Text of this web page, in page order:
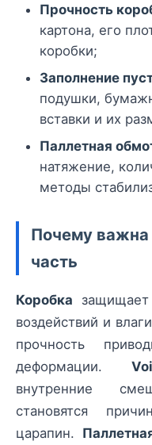
Прочность
картона, его
коробки;
Заполнение
подушки,
вставки и их
Паллетная
натяжение,
методы
Почему важна
часть
Коробка
воздействий и
прочность
деформации.
внутренние
становятся
царапин.